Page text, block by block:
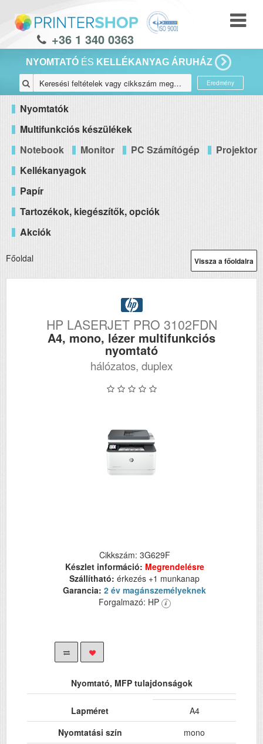
+36 1 340 0363
NYOMTATÓ ÉS KELLÉKANYAG ÁRUHÁZ
Eredmény
Nyomtatók
Multifunkciós készülékek
Notebook
Monitor PC Számítógép
Projektor
Kellékanyagok
Papír
Tartozékok, kiegészítők, opciók
Akciók
Vissza a főoldalra
Főoldal
HP LASERJET PRO 3102FDN
A4, mono, lézer multifunkciós
nyomtató
hálózatos, duplex
Cikkszám: 3G629F
Készlet információ: Megrendelésre
Szállítható: érkezés +1 munkanap
Garancia: 2 év magánszemélyeknek
Forgalmazó: HP
Nyomtató, MFP tulajdonságok
Lapméret
A4
Nyomtatási szín
mono